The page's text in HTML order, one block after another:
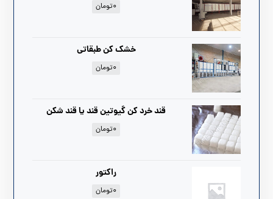
۰تومان
خشک کن طبقاتی
۰تومان
قند خرد کن گیوتین قند یا قند شکن
۰تومان
راکتور
۰تومان